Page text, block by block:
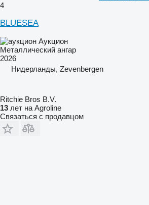
4
BLUESEA
Аукцион
Металлический ангар
2026
Нидерланды, Zevenbergen
Ritchie Bros B.V.
13 лет на Agroline
Связаться с продавцом